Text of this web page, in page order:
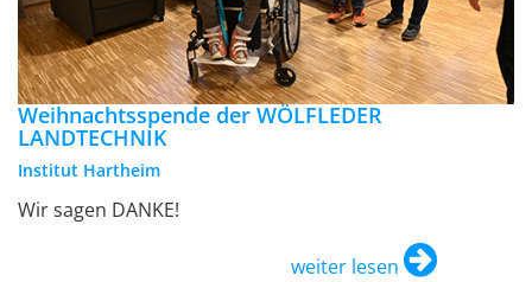
Weihnachtsspende der WÖLFLEDER
LANDTECHNIK
Institut Hartheim
Wir sagen DANKE!
weiter lesen